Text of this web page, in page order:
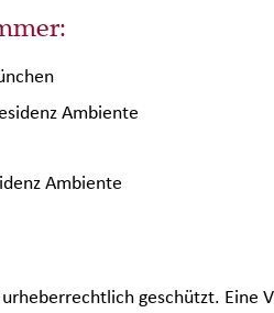
Ambiente
Ambiente
geschützt. Eine